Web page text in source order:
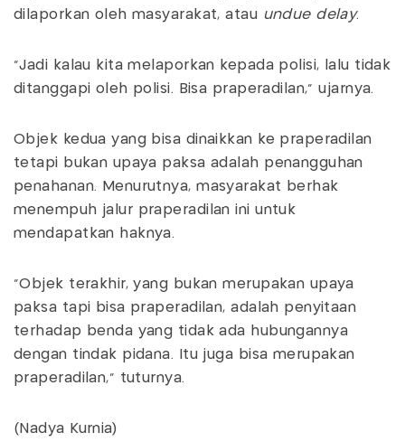
dilaporkan oleh masyarakat, atau undue delay.
“Jadi kalau kita melaporkan kepada polisi, lalu tidak
ditanggapi oleh polisi. Bisa praperadilan,” ujarnya.
Objek kedua yang bisa dinaikkan ke praperadilan
tetapi bukan upaya paksa adalah penangguhan
penahanan. Menurutnya, masyarakat berhak
menempuh jalur praperadilan ini untuk
mendapatkan haknya.
“Objek terakhir, yang bukan merupakan upaya
paksa tapi bisa praperadilan, adalah penyitaan
terhadap benda yang tidak ada hubungannya
dengan tindak pidana. Itu juga bisa merupakan
praperadilan,” tuturnya.
(Nadya Kurnia)